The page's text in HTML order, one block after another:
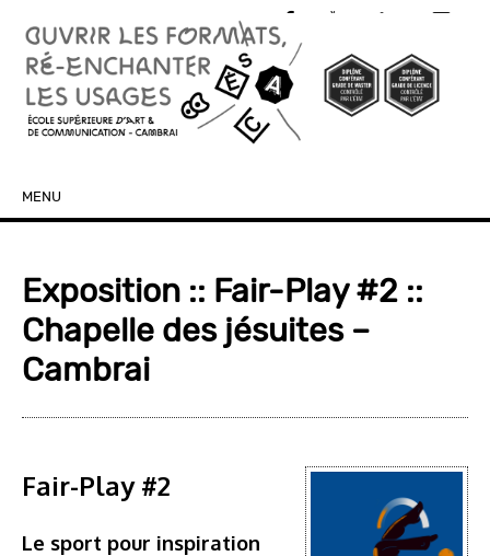
MENU
Exposition :: Fair-Play #2 ::
Chapelle des jésuites –
Cambrai
Fair-Play #2
Le sport pour inspiration